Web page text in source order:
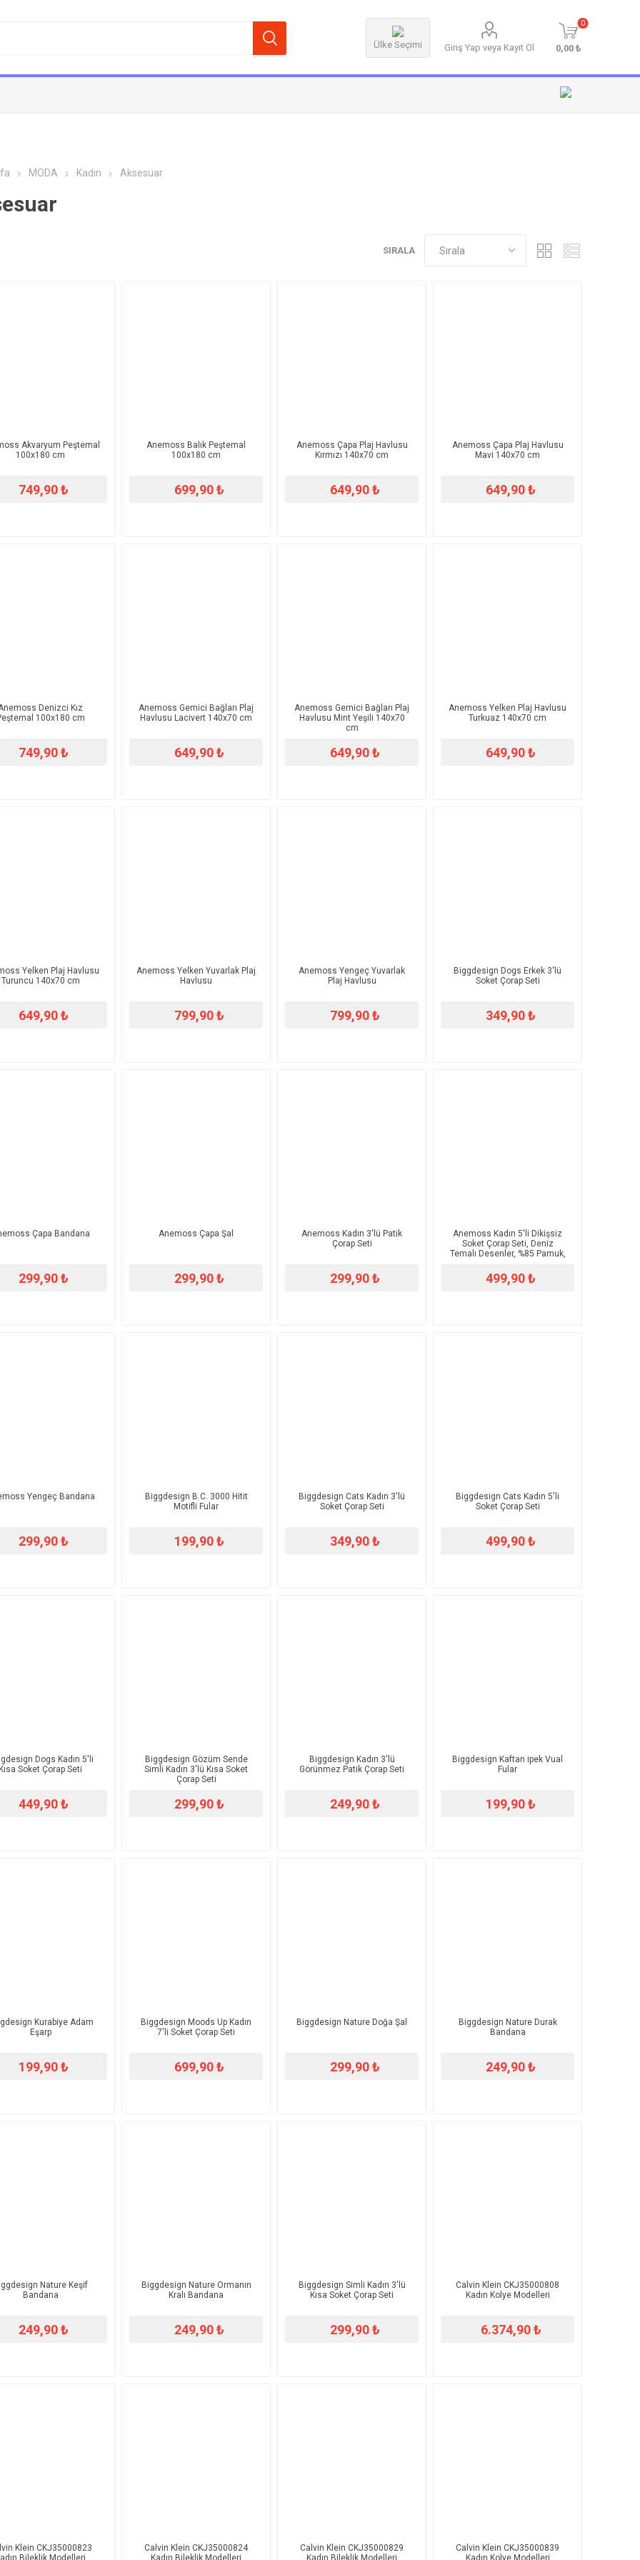
Ülke Seçimi Giriş Yap veya Kayıt Ol
0
0,00 ₺
MODA Kadın Aksesuar
SIRALA
Akvaryum Peştemal
100x180 cm
749,90 ₺
Anemoss Balık Peştemal
100x180 cm
699,90 ₺
Anemoss Çapa Plaj Havlusu
Kırmızı 140x70 cm
649,90 ₺
Anemoss Çapa Plaj Havlusu
Mavi 140x70 cm
649,90 ₺
Denizci Kız
100x180 cm
749,90 ₺
Anemoss Gemici Bağları Plaj
Havlusu Lacivert 140x70 cm
649,90 ₺
Anemoss Gemici Bağları Plaj
Havlusu Mint Yeşili 140x70
cm
649,90 ₺
Anemoss Yelken Plaj Havlusu
Turkuaz 140x70 cm
649,90 ₺
Yelken Plaj Havlusu
Turuncu 140x70 cm
649,90 ₺
Anemoss Yelken Yuvarlak Plaj
Havlusu
799,90 ₺
Anemoss Yengeç Yuvarlak
Plaj Havlusu
799,90 ₺
Biggdesign Dogs Erkek 3'lü
Soket Çorap Seti
349,90 ₺
Çapa Bandana
299,90 ₺
Anemoss Çapa Şal
299,90 ₺
Anemoss Kadın 3'lü Patik
Çorap Seti
299,90 ₺
Anemoss Kadın 5'li Dikişsiz
Soket Çorap Seti, Deniz
Temalı Desenler, %85 Pamuk,
499,90 ₺
Yengeç Bandana
299,90 ₺
Biggdesign B.C. 3000 Hitit
Motifli Fular
199,90 ₺
Biggdesign Cats Kadın 3'lü
Soket Çorap Seti
349,90 ₺
Biggdesign Cats Kadın 5'li
Soket Çorap Seti
499,90 ₺
Dogs Kadın 5'li
Soket Çorap Seti
449,90 ₺
Biggdesign Gözüm Sende
Simli Kadın 3'lü Kısa Soket
Çorap Seti
299,90 ₺
Biggdesign Kadın 3'lü
Görünmez Patik Çorap Seti
249,90 ₺
Biggdesign Kaftan ipek Vual
Fular
199,90 ₺
Kurabiye Adam
Eşarp
199,90 ₺
Biggdesign Moods Up Kadın
7'li Soket Çorap Seti
699,90 ₺
Biggdesign Nature Doğa Şal
299,90 ₺
Biggdesign Nature Durak
Bandana
249,90 ₺
Nature Keşif
Bandana
249,90 ₺
Biggdesign Nature Ormanın
Kralı Bandana
249,90 ₺
Biggdesign Simli Kadın 3'lü
Kısa Soket Çorap Seti
299,90 ₺
Calvin Klein CKJ35000808
Kadın Kolye Modelleri
6.374,90 ₺
Klein CKJ35000823
Calvin Klein CKJ35000824
Calvin Klein CKJ35000829
Calvin Klein CKJ35000839